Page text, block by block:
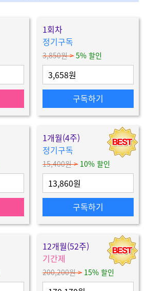
1회차
정기구독
3,850원> 5% 할인
3,658원
구독하기
1개월(4주)
정기구독
15,400원> 10% 할인
13,860원
구독하기
12개월(52주)
기간제
200,200원> 15% 할인